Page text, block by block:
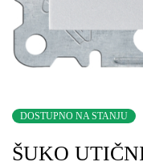
DOSTUPNO NA STANJU
ŠUKO